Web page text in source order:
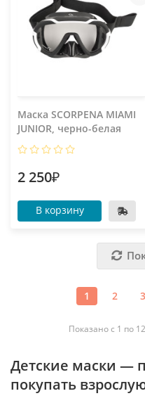
Маска SCORPENA MIAMI
JUNIOR, черно-белая
2 250₽
В корзину
1 2 3
Показано с 1 по
Детские маски —
покупать